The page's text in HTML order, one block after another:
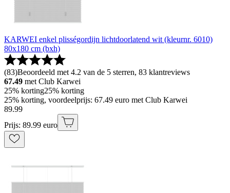
KARWEI enkel plisségordijn lichtdoorlatend wit (kleurnr. 6010)
80x180 cm (bxh)
(83)Beoordeeld met 4.2 van de 5 sterren, 83 klantreviews
67.49 met Club Karwei
25% korting25% korting
25% korting, voordeelprijs: 67.49 euro met Club Karwei
89.99
Prijs: 89.99 euro